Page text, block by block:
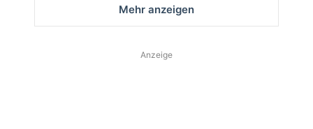
Mehr anzeigen
Anzeige